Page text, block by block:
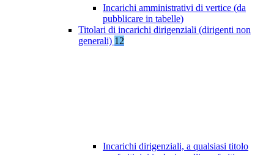
Incarichi amministrativi di vertice (da
pubblicare in tabelle)
Titolari di incarichi dirigenziali (dirigenti non
generali) 12
Incarichi dirigenziali, a qualsiasi titolo